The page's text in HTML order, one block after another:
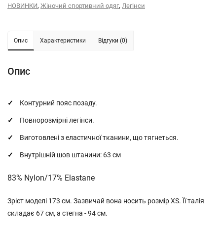
НОВИНКИ, Жіночий спортивний одяг, Легінси
Опис Характеристики Відгуки (0)
Опис
Контурний пояс позаду.
Повнорозмірні легінси.
Виготовлені з еластичної тканини, що тягнеться.
Внутрішній шов штанини: 63 см
83% Nylon/17% Elastane
Зріст моделі 173 см. Зазвичай вона носить розмір XS. Її талія
складає 67 см, а стегна - 94 см.